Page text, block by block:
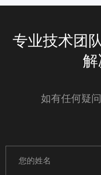
专业技术团
解
如有任何疑